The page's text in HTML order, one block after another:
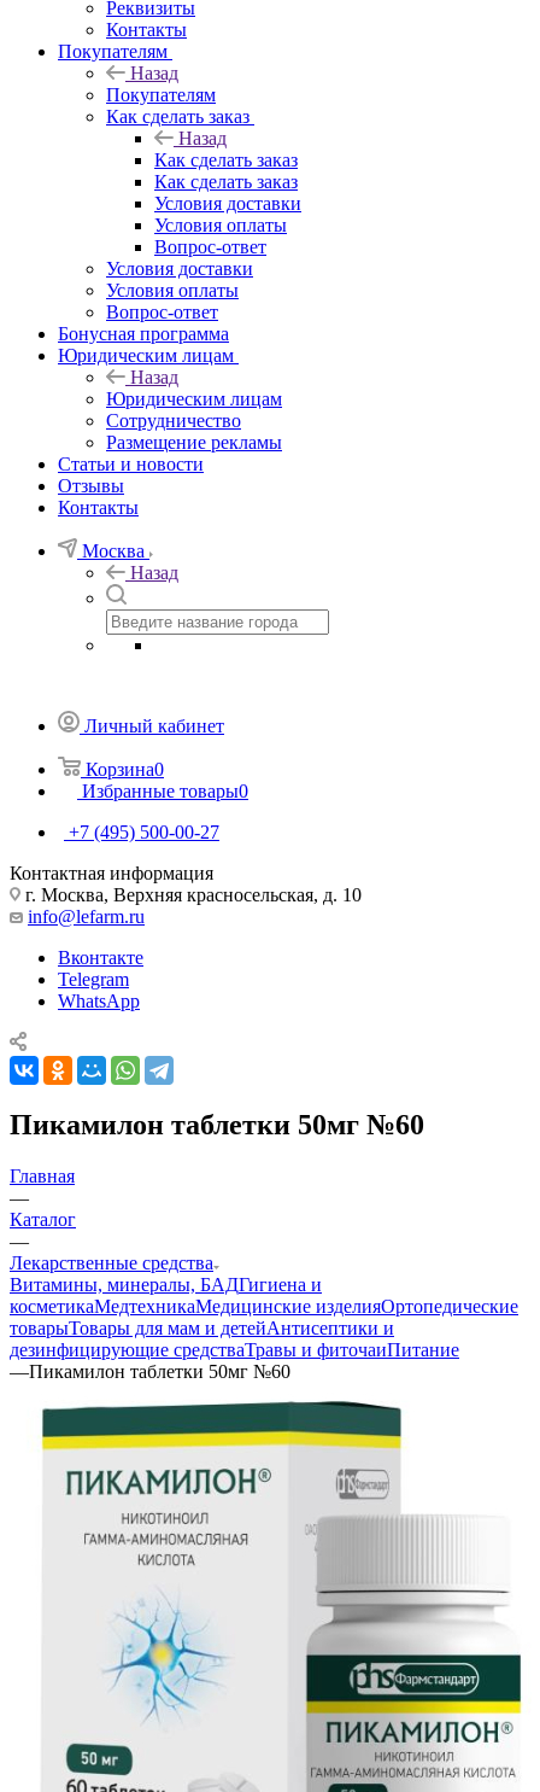
Реквизиты
Контакты
Покупателям
Назад
Покупателям
Как сделать заказ
Назад
Как сделать заказ
Как сделать заказ
Условия доставки
Условия оплаты
Вопрос-ответ
Условия доставки
Условия оплаты
Вопрос-ответ
Бонусная программа
Юридическим лицам
Назад
Юридическим лицам
Сотрудничество
Размещение рекламы
Статьи и новости
Отзывы
Контакты
Москва
Назад
Личный кабинет
Корзина0
Избранные товары0
+7 (495) 500-00-27
Контактная информация
г. Москва, Верхняя красносельская, д. 10
info@lefarm.ru
Вконтакте
Telegram
WhatsApp
Пикамилон таблетки 50мг №60
Главная
—
Каталог
—
Лекарственные средства
Витамины, минералы, БАДГигиена и
косметикаМедтехникаМедицинские изделияОртопедические
товарыТовары для мам и детейАнтисептики и
дезинфицирующие средстваТравы и фиточаиПитание
—Пикамилон таблетки 50мг №60